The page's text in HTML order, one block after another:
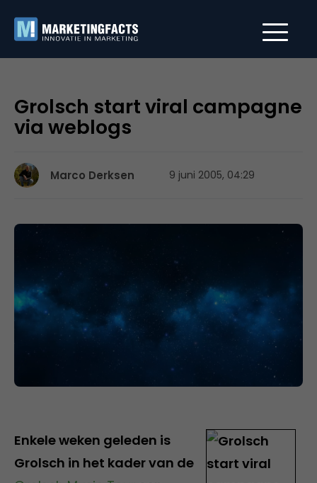
Grolsch start viral campagne
via weblogs
Marco Derksen 9 juni 2005, 04:29
Enkele weken geleden is
Grolsch in het kader van de